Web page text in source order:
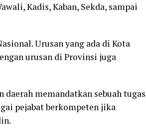
Kadis, Kaban, Sekda, sampai
Urusan yang ada di Kota
urusan di Provinsi juga
memandatkan sebuah tugas
pejabat berkompeten jika